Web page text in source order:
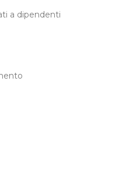
a dipendenti